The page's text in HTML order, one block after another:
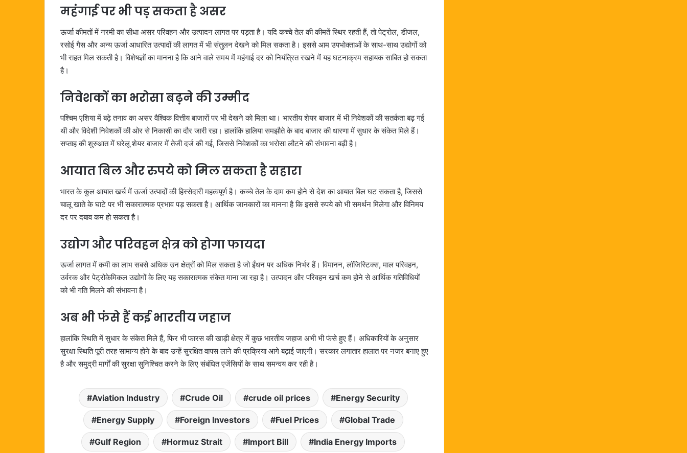
महंगाई पर भी पड़ सकता है असर
ऊर्जा कीमतों में नरमी का सीधा असर परिवहन और उत्पादन लागत पर पड़ता है। यदि कच्चे तेल की कीमतें स्थिर रहती हैं, तो पेट्रोल, डीजल,
रसोई गैस और अन्य ऊर्जा आधारित उत्पादों की लागत में भी संतुलन देखने को मिल सकता है। इससे आम उपभोक्ताओं के साथ-साथ उद्योगों को
भी राहत मिल सकती है। विशेषज्ञों का मानना है कि आने वाले समय में महंगाई दर को नियंत्रित रखने में यह घटनाक्रम सहायक साबित हो सकता
है।
निवेशकों का भरोसा बढ़ने की उम्मीद
पश्चिम एशिया में बढ़े तनाव का असर वैश्विक वित्तीय बाजारों पर भी देखने को मिला था। भारतीय शेयर बाजार में भी निवेशकों की सतर्कता बढ़ गई
थी और विदेशी निवेशकों की ओर से निकासी का दौर जारी रहा। हालांकि हालिया समझौते के बाद बाजार की धारणा में सुधार के संकेत मिले हैं।
सप्ताह की शुरुआत में घरेलू शेयर बाजार में तेजी दर्ज की गई, जिससे निवेशकों का भरोसा लौटने की संभावना बढ़ी है।
आयात बिल और रुपये को मिल सकता है सहारा
भारत के कुल आयात खर्च में ऊर्जा उत्पादों की हिस्सेदारी महत्वपूर्ण है। कच्चे तेल के दाम कम होने से देश का आयात बिल घट सकता है, जिससे
चालू खाते के घाटे पर भी सकारात्मक प्रभाव पड़ सकता है। आर्थिक जानकारों का मानना है कि इससे रुपये को भी समर्थन मिलेगा और विनिमय
दर पर दबाव कम हो सकता है।
उद्योग और परिवहन क्षेत्र को होगा फायदा
ऊर्जा लागत में कमी का लाभ सबसे अधिक उन क्षेत्रों को मिल सकता है जो ईंधन पर अधिक निर्भर हैं। विमानन, लॉजिस्टिक्स, माल परिवहन,
उर्वरक और पेट्रोकेमिकल उद्योगों के लिए यह सकारात्मक संकेत माना जा रहा है। उत्पादन और परिवहन खर्च कम होने से आर्थिक गतिविधियों
को भी गति मिलने की संभावना है।
अब भी फंसे हैं कई भारतीय जहाज
हालांकि स्थिति में सुधार के संकेत मिले हैं, फिर भी फारस की खाड़ी क्षेत्र में कुछ भारतीय जहाज अभी भी फंसे हुए हैं। अधिकारियों के अनुसार
सुरक्षा स्थिति पूरी तरह सामान्य होने के बाद उन्हें सुरक्षित वापस लाने की प्रक्रिया आगे बढ़ाई जाएगी। सरकार लगातार हालात पर नजर बनाए हुए
है और समुद्री मार्गों की सुरक्षा सुनिश्चित करने के लिए संबंधित एजेंसियों के साथ समन्वय कर रही है।
Aviation Industry Crude Oil crude oil prices Energy Security
Energy Supply Foreign Investors Fuel Prices Global Trade
Gulf Region Hormuz Strait Import Bill India Energy Imports